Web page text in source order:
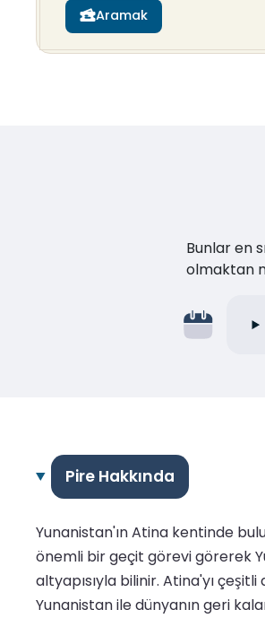
Aramak
Bunlar en
olmaktan
Pire Hakkında
Yunanistan'ın Atina kentinde
önemli bir geçit görevi görerek
altyapısıyla bilinir. Atina'yı
Yunanistan ile dünyanın geri